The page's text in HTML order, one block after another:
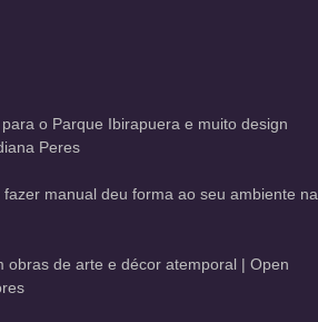
o Parque Ibirapuera e muito design
Peres
manual deu forma ao seu ambiente na
obras de arte e décor atemporal | Open